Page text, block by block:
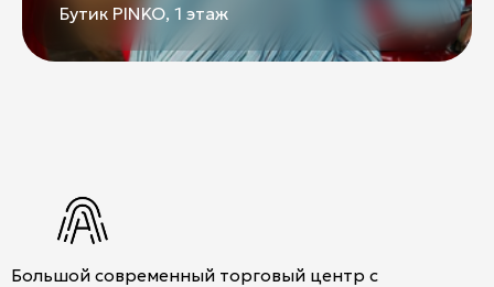
+7 (495) 970-15-55
Вконтакте
Бутик PINKO, 1 этаж
Большой современный торговый центр с